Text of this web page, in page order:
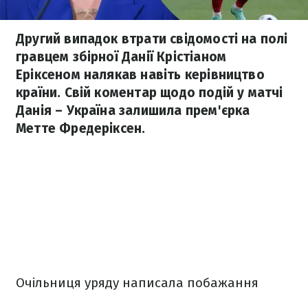
Другий випадок втрати свідомості на полі
гравцем збірної Данії Крістіаном
Еріксеном налякав навіть керівництво
країни. Свій коментар щодо подій у матчі
Данія – Україна залишила прем'єрка
Метте Фредеріксен.
Очільниця уряду написала побажання